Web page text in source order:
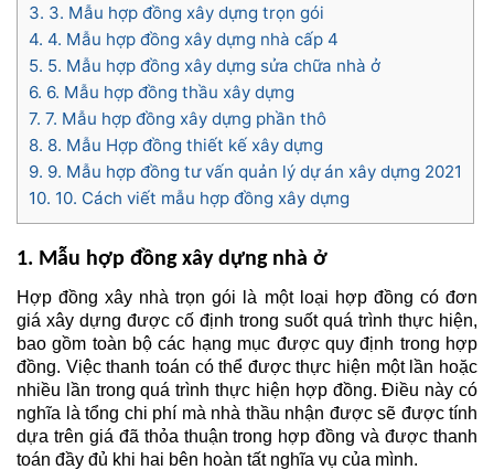
3. 3. Mẫu hợp đồng xây dựng trọn gói
4. 4. Mẫu hợp đồng xây dựng nhà cấp 4
5. 5. Mẫu hợp đồng xây dựng sửa chữa nhà ở
6. 6. Mẫu hợp đồng thầu xây dựng
7. 7. Mẫu hợp đồng xây dựng phần thô
8. 8. Mẫu Hợp đồng thiết kế xây dựng
9. 9. Mẫu hợp đồng tư vấn quản lý dự án xây dựng 2021
10. 10. Cách viết mẫu hợp đồng xây dựng
1. Mẫu hợp đồng xây dựng nhà ở
Hợp đồng xây nhà trọn gói là một loại hợp đồng có đơn
giá xây dựng được cố định trong suốt quá trình thực hiện,
bao gồm toàn bộ các hạng mục được quy định trong hợp
đồng. Việc thanh toán có thể được thực hiện một lần hoặc
nhiều lần trong quá trình thực hiện hợp đồng. Điều này có
nghĩa là tổng chi phí mà nhà thầu nhận được sẽ được tính
dựa trên giá đã thỏa thuận trong hợp đồng và được thanh
toán đầy đủ khi hai bên hoàn tất nghĩa vụ của mình.